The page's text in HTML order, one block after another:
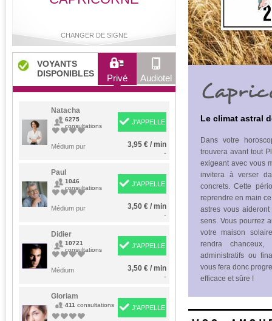
CHANGER DE SIGNE
Bélier Taureau Gémeaux Cancer
Lion Vierge Scorpion
Sagittaire
VOYANTS
DISPONIBLES
Privé Audiotel
Natacha
6275
consultations
Médium pur
J'APPELLE
3,95 € / min
-
Paul
1046
consultations
Médium pur
J'APPELLE
3,50 € / min
-
Didier
10721
consultations
Médium
J'APPELLE
3,50 € / min
-
Gloriam
411 consultations J'APPELLE
Le climat astral
Dans votre
trouvera avant tout
exigeant avec vous
invitera à verser
concrets. Cette
reprendre en main
astres vous
sens. Vous pourrez
votre maison
rendra
administratifs ou
vous fera donc
efficace et sûre !